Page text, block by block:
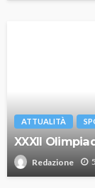
ATTUALITÀ
XXXII
Redazione